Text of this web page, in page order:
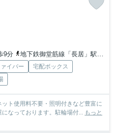
9分
地下鉄御堂筋線「長居」駅 徒歩14分
イバー
宅配ボックス
ト使用料不要・照明付きなど豊富に
なっております。駐輪場付...
もっと